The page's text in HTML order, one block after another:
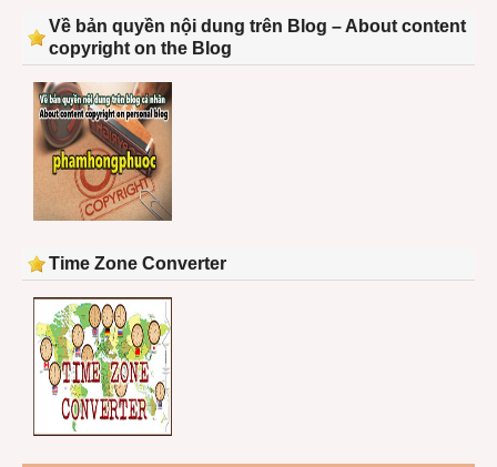
Về bản quyền nội dung trên Blog – About content
copyright on the Blog
Time Zone Converter